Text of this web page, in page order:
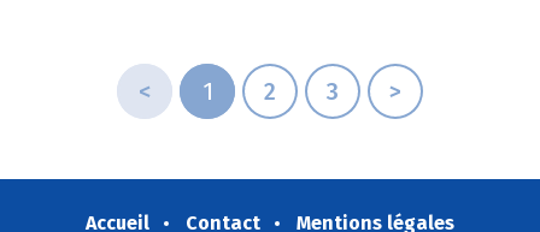
< 1 2 3 >
Accueil Contact
Mentions légales